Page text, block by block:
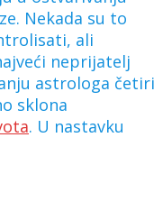
Nekada su to
ali
neprijatelj
astrologa četiri
sklona
. U nastavku